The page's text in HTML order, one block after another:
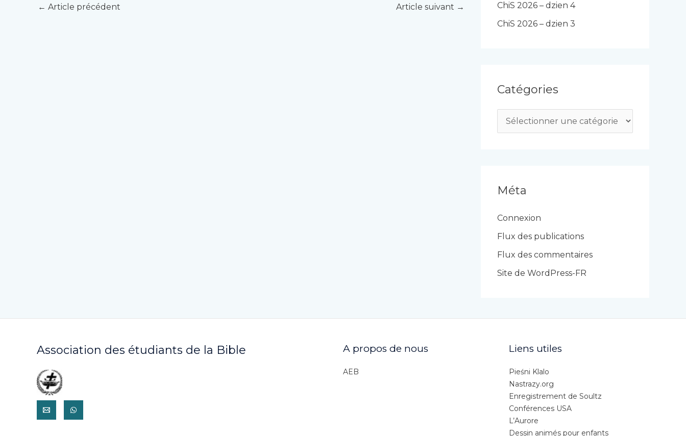
← Article précédent Article suivant →
ChiS 2026 – dzien 4
ChiS 2026 – dzien 3
Catégories
a
r
i
Méta
Connexion
Flux des publications
Flux des commentaires
Site de WordPress-FR
Association des étudiants de la Bible A propos de nous
AEB
Liens utiles
Pieśni Klalo
Nastrazy.org
Enregistrement de Soultz
Conférences USA
L’Aurore
Dessin animés pour enfants